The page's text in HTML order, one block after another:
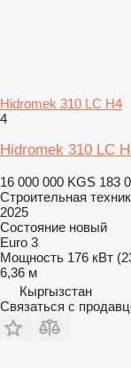
Hidromek 310 LC H4
4
Hidromek 310 LC
16 000 000 KGS 183
Строительная
2025
Состояние новый
Euro 3
Мощность 176 кВт
6,36 м
Кыргызстан
Связаться с